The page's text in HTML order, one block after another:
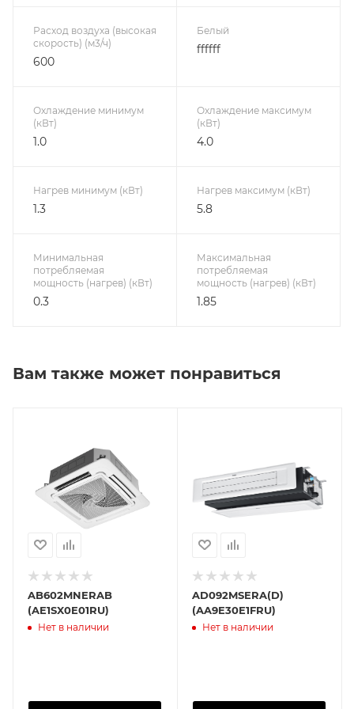
Расход воздуха (высокая
скорость) (м3/ч)
600
Белый
ffffff
Охлаждение минимум
(кВт)
1.0
Охлаждение максимум
(кВт)
4.0
Нагрев минимум (кВт)
1.3
Нагрев максимум (кВт)
5.8
Минимальная
потребляемая
мощность (нагрев) (кВт)
0.3
Максимальная
потребляемая
мощность (нагрев) (кВт)
1.85
Вам также может понравиться
AB602MNERAB
(AE1SX0E01RU)
Нет в наличии
AD092MSERA(D)
(AA9E30E1FRU)
Нет в наличии